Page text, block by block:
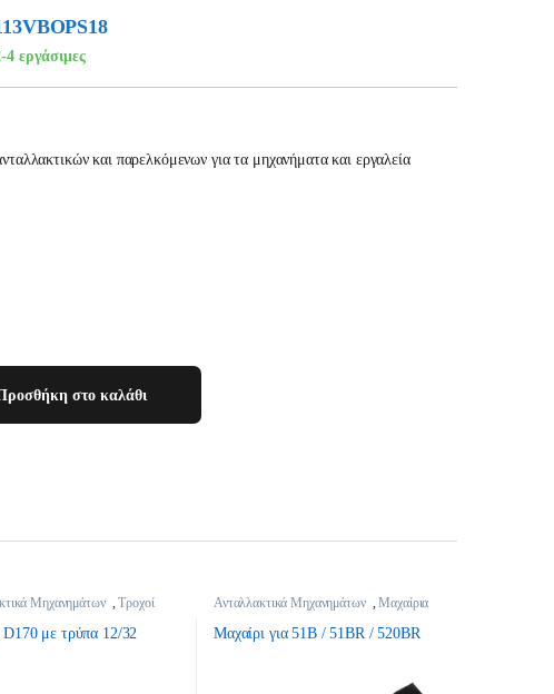
εργάσιμες
και παρελκόμενων για τα μηχανήματα και εργαλεία
στο καλάθι
Μηχανημάτων ,Τροχοί
με τρύπα 12/32
Ανταλλακτικά Μηχανημάτων ,Μαχαίρια
Μαχαίρι για 51B / 51BR / 520BR